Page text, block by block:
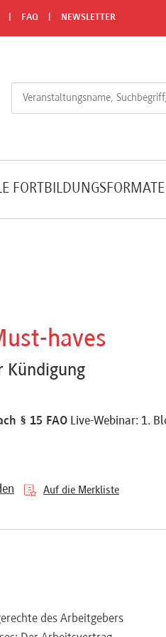
FAQ NEWSLETTER
FORTBILDUNGSFORMATE
haves
Kündigung
§ 15 FAO Live-Webinar: 1.
Auf die Merkliste
des Arbeitgebers